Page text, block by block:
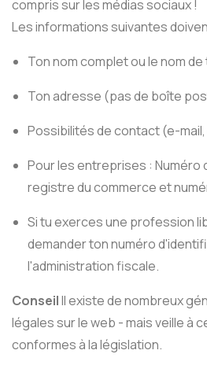
compris sur les médias sociaux !
Les informations suivantes
Ton nom complet ou le nom
Ton adresse (pas de boîte
Possibilités de contact (e-
Pour les entreprises : Numéro
registre du commerce et
Si tu exerces une profession
demander ton numéro
l'administration fiscale.
ConseilIl existe de nombreux
légales sur le web - mais veille à
conformes à la législation.